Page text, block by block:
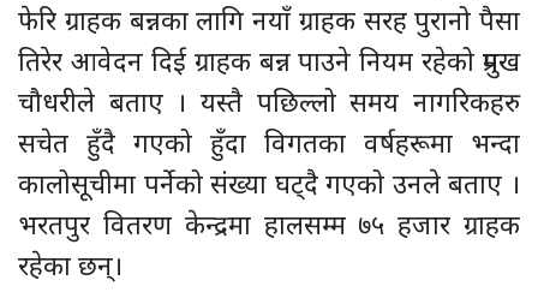
फेरि ग्राहक बन्नका लागि नयाँ ग्राहक सरह पुरानो पैसा
तिरेर आवेदन दिई ग्राहक बन्न पाउने नियम रहेको प्रमुख
चौधरीले बताए । यस्तै पछिल्लो समय नागरिकहरु
सचेत हुँदै गएको हुँदा विगतका वर्षहरूमा भन्दा
कालोसूचीमा पर्नेको संख्या घट्दै गएको उनले बताए ।
भरतपुर वितरण केन्द्रमा हालसम्म ७५ हजार ग्राहक
रहेका छन्।